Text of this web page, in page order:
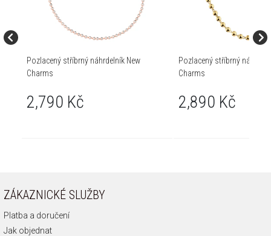
Pozlacený stříbrný náhrdelník New
Charms
2,790 Kč
Pozlacený stříbrný
Charms
2,890 Kč
ZÁKAZNICKÉ SLUŽBY
Platba a doručení
Jak objednat